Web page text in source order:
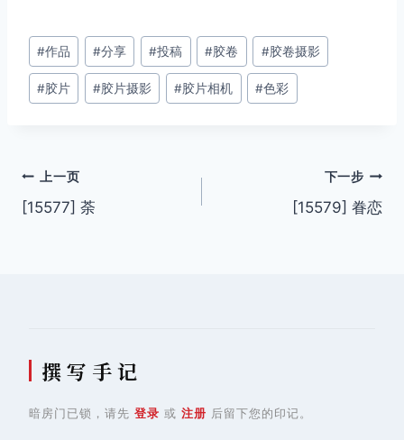
文
章
标
#作品 #分享 #投稿 #胶卷 #胶卷摄影
#胶片 #胶片摄影 #胶片相机 #色彩
文
章
上一页
[15577] 荼
下一步
[15579] 眷恋
撰 写 手 记
暗房门已锁，请先 登录 或 注册 后留下您的印记。